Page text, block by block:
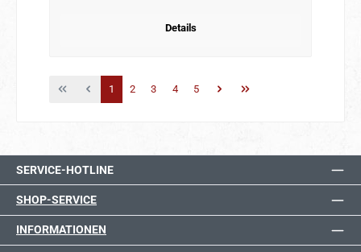
Details
Seite
1 Seite
2 Seite
3 Seite
4 Seite
5
SERVICE-HOTLINE
SHOP-SERVICE
INFORMATIONEN